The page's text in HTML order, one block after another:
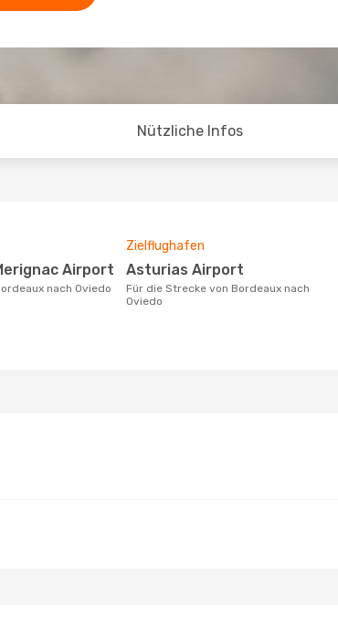
Nützliche Infos
Airport
nach Oviedo
Zielflughafen
Asturias Airport
Für die Strecke von Bordeaux nach
Oviedo